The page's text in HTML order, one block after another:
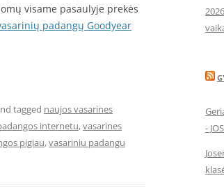
visame pasaulyje prekės
padangų Goodyear
tagged naujos vasarines
internetu,vasarines
pigiau,vasariniu padangu
-